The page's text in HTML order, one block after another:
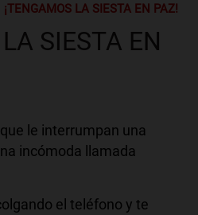
¡TENGAMOS LA SIESTA EN PAZ!
SIESTA EN
le interrumpan una
incómoda llamada
el teléfono y te